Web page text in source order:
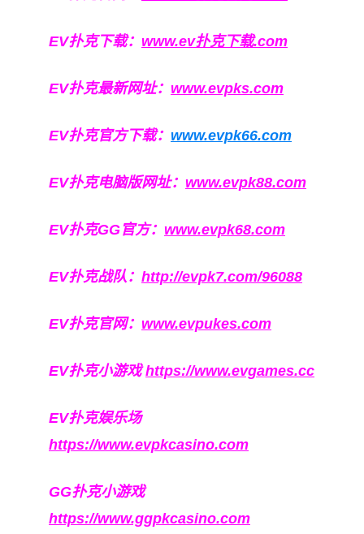
EV扑克下载： www.ev扑克下载.com
EV扑克最新网址： www.evpks.com
EV扑克官方下载： www.evpk66.com
EV扑克电脑版网址： www.evpk88.com
EV扑克GG官方： www.evpk68.com
EV扑克战队： http://evpk7.com/96088
EV扑克官网： www.evpukes.com
EV扑克小游戏https://www.evgames.cc
EV扑克娱乐场
https://www.evpkcasino.com
GG扑克小游戏
https://www.ggpkcasino.com